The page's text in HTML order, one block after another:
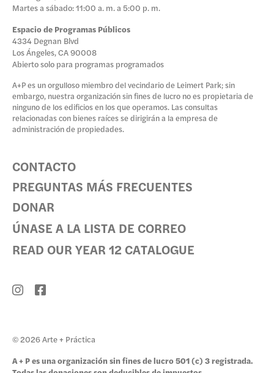
Martes a sábado: 11:00 a. m. a 5:00 p. m.
Espacio de Programas Públicos
4334 Degnan Blvd
Los Ángeles, CA 90008
Abierto solo para programas programados
A+P es un orgulloso miembro del vecindario de Leimert Park; sin
embargo, nuestra organización sin fines de lucro no es propietaria de
ninguno de los edificios en los que operamos. Las consultas
relacionadas con bienes raíces se dirigirán a la empresa de
administración de propiedades.
CONTACTO
PREGUNTAS MÁS FRECUENTES
DONAR
ÚNASE A LA LISTA DE CORREO
READ OUR YEAR 12 CATALOGUE
© 2026 Arte + Práctica
A + P es una organización sin fines de lucro 501 (c) 3 registrada.